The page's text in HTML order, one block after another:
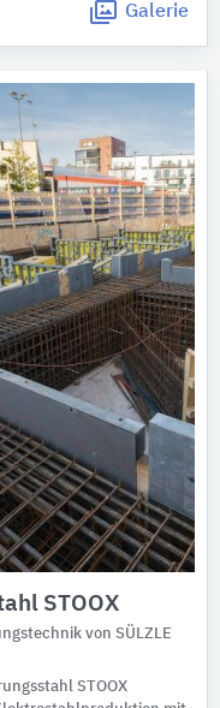
Galerie
STOOX
von SÜLZLE
STOOX